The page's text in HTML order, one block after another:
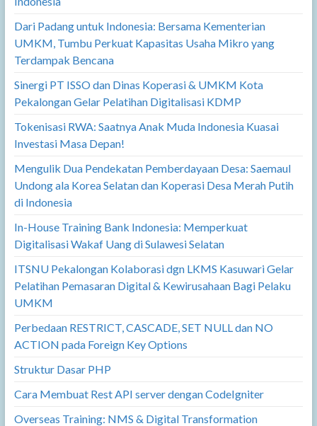
Dari Padang untuk Indonesia: Bersama Kementerian
UMKM, Tumbu Perkuat Kapasitas Usaha Mikro yang
Terdampak Bencana
Sinergi PT ISSO dan Dinas Koperasi & UMKM Kota
Pekalongan Gelar Pelatihan Digitalisasi KDMP
Tokenisasi RWA: Saatnya Anak Muda Indonesia Kuasai
Investasi Masa Depan!
Mengulik Dua Pendekatan Pemberdayaan Desa: Saemaul
Undong ala Korea Selatan dan Koperasi Desa Merah Putih
di Indonesia
In-House Training Bank Indonesia: Memperkuat
Digitalisasi Wakaf Uang di Sulawesi Selatan
ITSNU Pekalongan Kolaborasi dgn LKMS Kasuwari Gelar
Pelatihan Pemasaran Digital & Kewirusahaan Bagi Pelaku
UMKM
Perbedaan RESTRICT, CASCADE, SET NULL dan NO
ACTION pada Foreign Key Options
Struktur Dasar PHP
Cara Membuat Rest API server dengan CodeIgniter
Overseas Training: NMS & Digital Transformation